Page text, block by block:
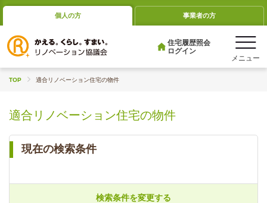
個人の方 事業者の方
住宅履歴照会
ログイン
TOP 適合リノベーション住宅の物件
適合リノベーション住宅の物件
現在の検索条件
検索条件を変更する